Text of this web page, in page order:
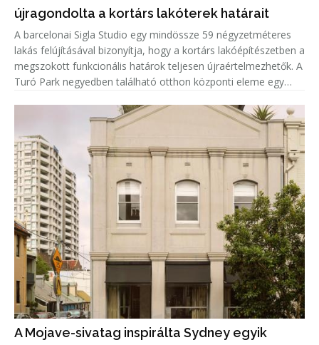
újragondolta a kortárs lakóterek határait
A barcelonai Sigla Studio egy mindössze 59 négyzetméteres
lakás felújításával bizonyítja, hogy a kortárs lakóépítészetben a
megszokott funkcionális határok teljesen újraértelmezhetők. A
Turó Park negyedben található otthon központi eleme egy
A Mojave-sivatag inspirálta Sydney egyik